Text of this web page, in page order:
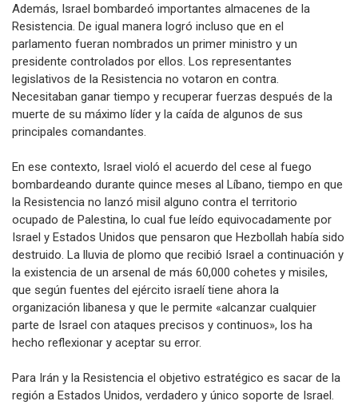
Además, Israel bombardeó importantes almacenes de la
Resistencia. De igual manera logró incluso que en el
parlamento fueran nombrados un primer ministro y un
presidente controlados por ellos. Los representantes
legislativos de la Resistencia no votaron en contra.
Necesitaban ganar tiempo y recuperar fuerzas después de la
muerte de su máximo líder y la caída de algunos de sus
principales comandantes.
En ese contexto, Israel violó el acuerdo del cese al fuego
bombardeando durante quince meses al Líbano, tiempo en que
la Resistencia no lanzó misil alguno contra el territorio
ocupado de Palestina, lo cual fue leído equivocadamente por
Israel y Estados Unidos que pensaron que Hezbollah había sido
destruido. La lluvia de plomo que recibió Israel a continuación y
la existencia de un arsenal de más 60,000 cohetes y misiles,
que según fuentes del ejército israelí tiene ahora la
organización libanesa y que le permite «alcanzar cualquier
parte de Israel con ataques precisos y continuos», los ha
hecho reflexionar y aceptar su error.
Para Irán y la Resistencia el objetivo estratégico es sacar de la
región a Estados Unidos, verdadero y único soporte de Israel.